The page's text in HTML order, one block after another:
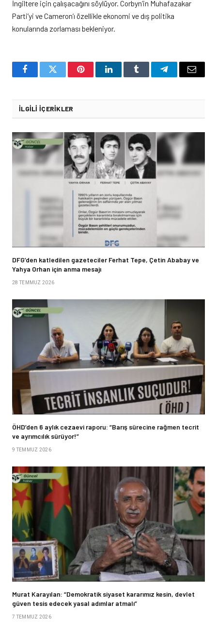
İngiltere için çalışacağını söylüyor. Corbyn’in Muhafazakar
Parti’yi ve Cameron’ı özellikle ekonomi ve dış politika
konularında zorlaması bekleniyor.
FacebookTwitter PinterestLinkedInTumblr TelegramEmail
İLGILI İÇERIKLER
DFG’den katledilen gazeteciler Ferhat Tepe, Çetin Ababay ve
Yahya Orhan için anma mesajı
28 TEMMUZ 2026
ÖHD’den 6 aylık cezaevi raporu: “Barış sürecine rağmen tecrit
ve ayrımcılık sürüyor!”
9 TEMMUZ 2026
Murat Karayılan: “Demokratik siyaset kararımız kesin, devlet
güven tesis edecek yasal adımlar atmalı”
7 TEMMUZ 2026